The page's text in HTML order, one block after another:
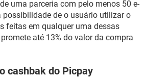
uma parceria com pelo menos 50 e-
possibilidade de o usuário utilizar o
feitas em qualquer uma dessas
até 13% do valor da compra
cashbak do Picpay